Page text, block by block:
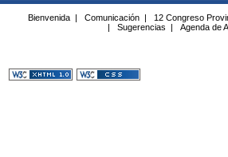
Bienvenida | Comunicación | 12 Congreso
|
Sugerencias | Agenda de